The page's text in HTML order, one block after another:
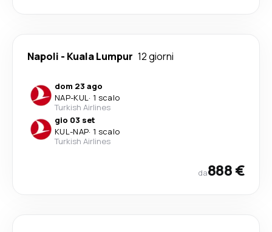
Napoli - Kuala Lumpur 12 giorni
dom 23 ago
NAP-KUL· 1 scalo
Turkish Airlines
gio 03 set
KUL-NAP· 1 scalo
Turkish Airlines
da888 €